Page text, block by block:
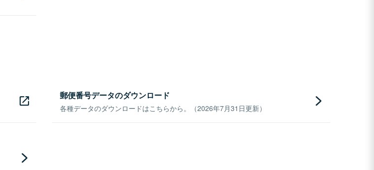
郵便番号データのダウンロード
各種データのダウンロードはこちらから。（2026年7月31日更新）